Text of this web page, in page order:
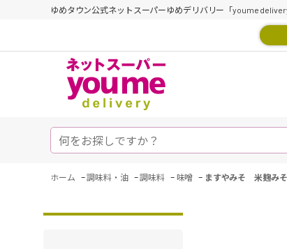
ゆめタウン公式ネットスーパーゆめデリバリー「youme delivery
ホーム -調味料・油 -調味料 - 味噌 - ますやみそ 米麹み